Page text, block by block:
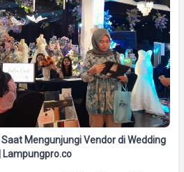
Mengunjungi Vendor di Wedding
Lampungpro.co